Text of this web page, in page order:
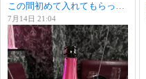
この間初めて入れてもらった！！
7月14日 21:04